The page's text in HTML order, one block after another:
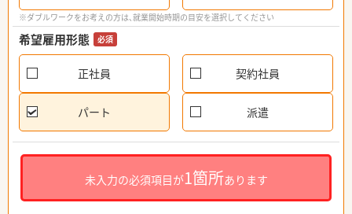
※ダブルワークをお考えの方は、就業開始時期の目安を選択してください
希望雇用形態 必須
正社員 契約社員
パート 派遣
未入力の必須項目が1箇所あります